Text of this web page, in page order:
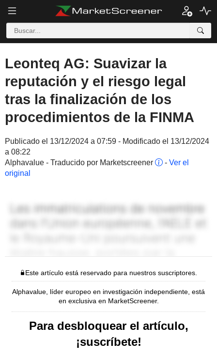
Leonteq AG: Suavizar la
reputación y el riesgo legal
tras la finalización de los
procedimientos de la FINMA
Publicado el 13/12/2024 a 07:59 - Modificado el 13/12/2024
a 08:22
Alphavalue - Traducido por Marketscreener
- Ver el
original
Este artículo está reservado para nuestros suscriptores.
Alphavalue, líder europeo en investigación independiente, está
en exclusiva en MarketScreener.
Para desbloquear el artículo,
¡suscríbete!